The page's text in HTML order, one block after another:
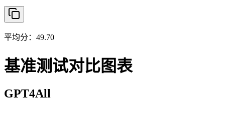
平均分：49.70
基准测试对比图表
GPT4All